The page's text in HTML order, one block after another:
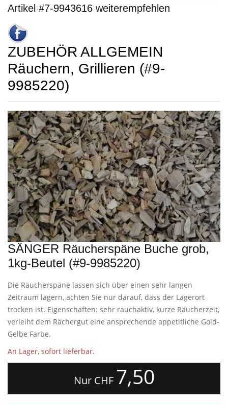
Artikel #7-9943616 weiterempfehlen
ZUBEHÖR ALLGEMEIN
Räuchern, Grillieren (#9-
9985220)
SÄNGER Räucherspäne Buche grob,
1kg-Beutel (#9-9985220)
Die Räucherspäne lassen sich über einen sehr langen
Zeitraum lagern, achten Sie nur darauf, dass der Lagerort
trocken ist. Eigenschaften: sehr rauchaktiv, kurze Räucherzeit,
verleiht dem Rächergut eine ansprechende appetitliche Gold-
Gelbe Farbe.
An Lager, sofort lieferbar.
Nur CHF 7,50